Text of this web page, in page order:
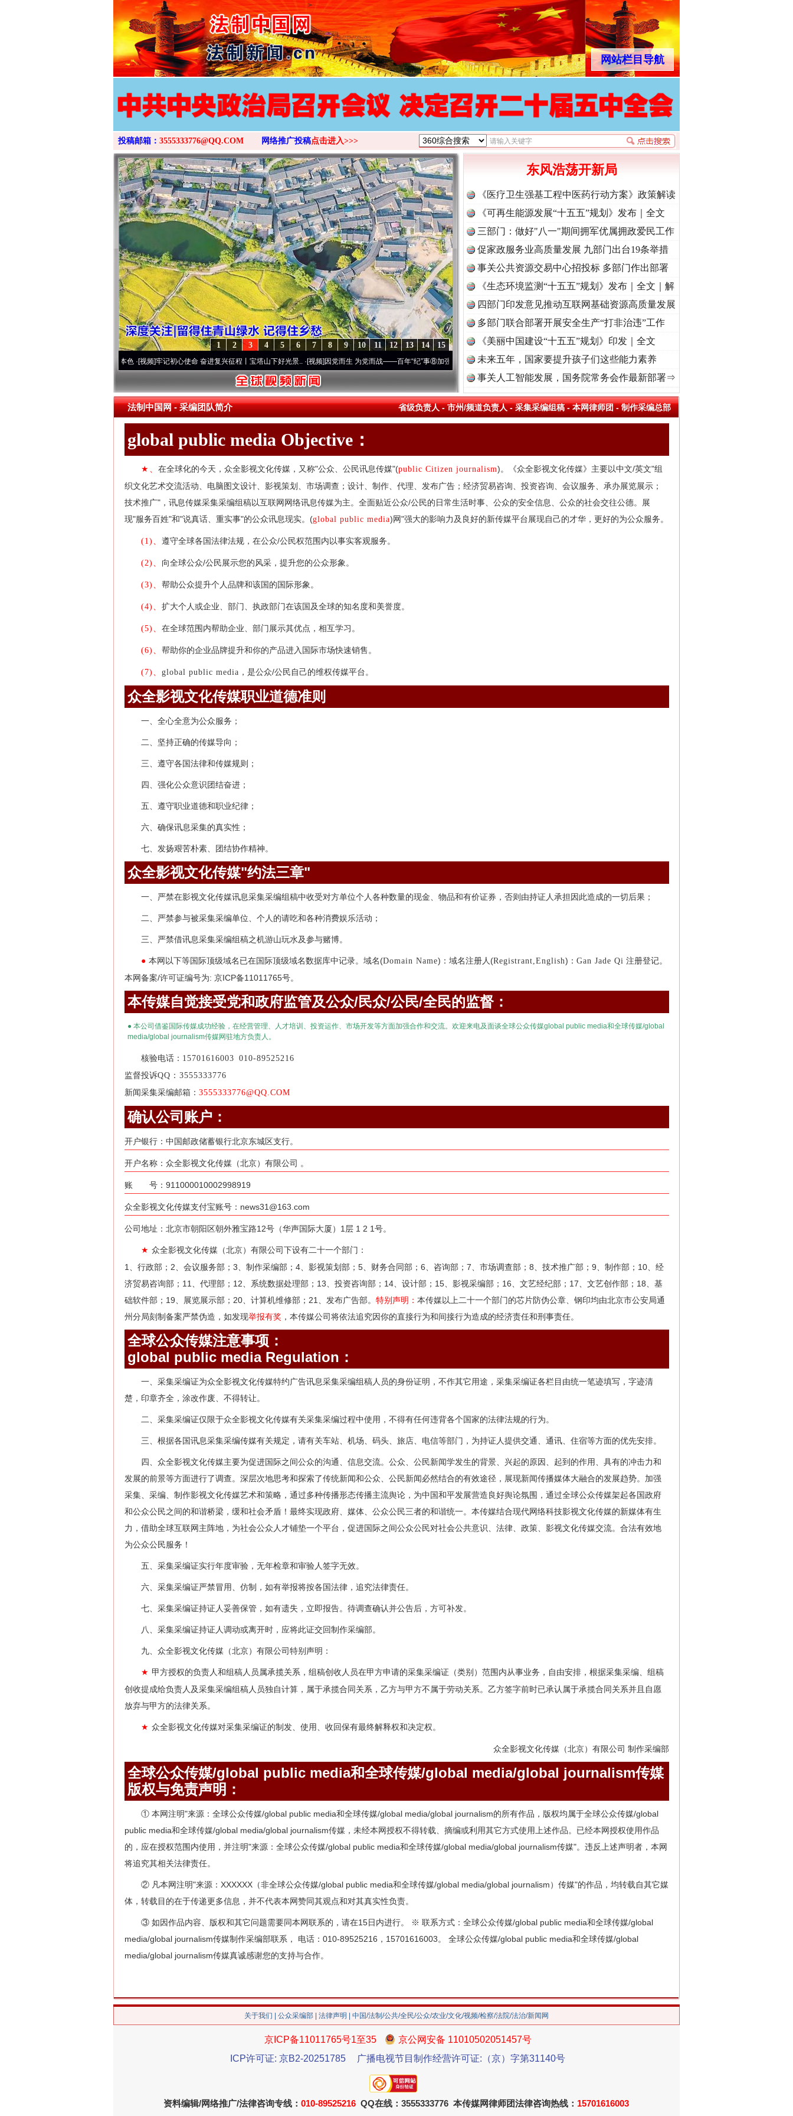
>
网站栏目导航
投稿邮箱： 3555333776@QQ.COM 网络推广投稿点击进入>>>
15
14
13
12
11
10
9
8
7
6
5
4
3
2
1
·[视频]牢记初心使命 奋进复兴征程丨宝塔山下好光景..·[视频]因党而生 为党而战——百年“纪”事⑧加强纪律..·[视频] 牢记初心使命 奋进复兴征程丨“转折之城”激荡..·[视频]牢记初心使命 奋进复兴征程丨红船起航处 潮起..
东风浩荡开新局
《医疗卫生强基工程中医药行动方案》政策解读
《可再生能源发展“十五五”规划》发布｜全文
三部门：做好"八一"期间拥军优属拥政爱民工作
促家政服务业高质量发展 九部门出台19条举措
事关公共资源交易中心招投标 多部门作出部署
《生态环境监测“十五五”规划》发布｜全文｜解
读
四部门印发意见推动互联网基础资源高质量发展
多部门联合部署开展安全生产“打非治违”工作
《美丽中国建设“十五五”规划》印发｜全文
未来五年，国家要提升孩子们这些能力素养
事关人工智能发展，国务院常务会作最新部署⇒
法制中国网-采编团队简介 省级负责人-市州/频道负责人-采集采编组稿-本网律师团-制作采编总部
global public media Objective：
★、 在全球化的今天，众全影视文化传媒，又称"公众、公民讯息传媒"(public Citizen journalism)。《众全影视文化传媒》主要以中文/英文"组
织文化艺术交流活动、电脑图文设计、影视策划、市场调查；设计、制作、代理、发布广告；经济贸易咨询、投资咨询、会议服务、承办展览展示；
技术推广"，讯息传媒采集采编组稿以互联网网络讯息传媒为主。全面贴近公众/公民的日常生活时事、公众的安全信息、公众的社会交往公德。展
现"服务百姓"和"说真话、重实事"的公众讯息现实。(global public media)网"强大的影响力及良好的新传媒平台展现自己的才华，更好的为公众服务。
(1)、 遵守全球各国法律法规，在公众/公民权范围内以事实客观服务。
(2)、 向全球公众/公民展示您的风采，提升您的公众形象。
(3)、 帮助公众提升个人品牌和该国的国际形象。
(4)、 扩大个人或企业、部门、执政部门在该国及全球的知名度和美誉度。
(5)、 在全球范围内帮助企业、部门展示其优点，相互学习。
(6)、 帮助你的企业品牌提升和你的产品进入国际市场快速销售。
(7)、 global public media ，是公众/公民自己的维权传媒平台。
众全影视文化传媒职业道德准则
一、全心全意为公众服务；
二、坚持正确的传媒导向；
三、遵守各国法律和传媒规则；
四、强化公众意识团结奋进；
五、遵守职业道德和职业纪律；
六、确保讯息采集的真实性；
七、发扬艰苦朴素、团结协作精神。
众全影视文化传媒"约法三章"
一、严禁在影视文化传媒讯息采集采编组稿中收受对方单位个人各种数量的现金、物品和有价证券，否则由持证人承担因此造成的一切后果；
二、严禁参与被采集采编单位、个人的请吃和各种消费娱乐活动；
三、严禁借讯息采集采编组稿之机游山玩水及参与赌博。
● 本网以下等国际顶级域名已在国际顶级域名数据库中记录。域名(Domain Name)：域名注册人(Registrant,English)： Gan Jade Qi 注册登记。
本网备案/许可证编号为: 京ICP备11011765号。
本传媒自觉接受党和政府监管及公众/民众/公民/全民的监督：
● 本公司借鉴国际传媒成功经验，在经营管理、人才培训、投资运作、市场开发等方面加强合作和交流。欢迎来电及面谈全球公众传媒global public media和全球传媒/global
media/global journalism传媒网驻地方负责人。
核验电话： 15701616003 010-89525216
监督投诉QQ：3555333776
新闻采集采编邮箱： 3555333776@QQ.COM
确认公司账户：
开户银行：中国邮政储蓄银行北京东城区支行。
开户名称：众全影视文化传媒（北京）有限公司 。
账 号：911000010002998919
众全影视文化传媒支付宝账号：news31@163.com
公司地址：北京市朝阳区朝外雅宝路12号（华声国际大厦）1层 1 2 1号。
★ 众全影视文化传媒（北京）有限公司下设有二十一个部门：
1、行政部；2、会议服务部；3、制作采编部；4、影视策划部；5、财务合同部；6、咨询部；7、市场调查部；8、技术推广部；9、制作部；10、经
济贸易咨询部；11、代理部；12、系统数据处理部；13、投资咨询部；14、设计部；15、影视采编部；16、文艺经纪部；17、文艺创作部；18、基
础软件部；19、展览展示部；20、计算机维修部；21、发布广告部。 特别声明： 本传媒以上二十一个部门的芯片防伪公章、钢印均由北京市公安局通
州分局刻制备案严禁伪造，如发现举报有奖 ，本传媒公司将依法追究因你的直接行为和间接行为造成的经济责任和刑事责任。
全球公众传媒注意事项：
global public mediaRegulation：
一、采集采编证为众全影视文化传媒特约广告讯息采集采编组稿人员的身份证明，不作其它用途，采集采编证各栏目由统一笔迹填写，字迹清
楚，印章齐全，涂改作废、不得转让。
二、采集采编证仅限于众全影视文化传媒有关采集采编过程中使用，不得有任何违背各个国家的法律法规的行为。
三、根据各国讯息采集采编传媒有关规定，请有关车站、机场、码头、旅店、电信等部门，为持证人提供交通、通讯、住宿等方面的优先安排。
四、众全影视文化传媒主要为促进国际之间公众的沟通、信息交流。公众、公民新闻学发生的背景、兴起的原因、起到的作用、具有的冲击力和
发展的前景等方面进行了调查。深层次地思考和探索了传统新闻和公众、公民新闻必然结合的有效途径，展现新闻传播媒体大融合的发展趋势。加强
采集、采编、制作影视文化传媒艺术和策略，通过多种传播形态传播主流舆论，为中国和平发展营造良好舆论氛围，通过全球公众传媒架起各国政府
和公众公民之间的和谐桥梁，缓和社会矛盾！最终实现政府、媒体、公众公民三者的和谐统一。本传媒结合现代网络科技影视文化传媒的新媒体有生
力，借助全球互联网主阵地，为社会公众人才铺垫一个平台，促进国际之间公众公民对社会公共意识、法律、政策、影视文化传媒交流。合法有效地
为公众公民服务！
五、采集采编证实行年度审验，无年检章和审验人签字无效。
六、采集采编证严禁冒用、仿制，如有举报将按各国法律，追究法律责任。
七、采集采编证持证人妥善保管，如有遗失，立即报告。待调查确认并公告后，方可补发。
八、采集采编证持证人调动或离开时，应将此证交回制作采编部。
九、众全影视文化传媒（北京）有限公司特别声明：
★ 甲方授权的负责人和组稿人员属承揽关系，组稿创收人员在甲方申请的采集采编证（类别）范围内从事业务，自由安排，根据采集采编、组稿
创收提成给负责人及采集采编组稿人员独自计算，属于承揽合同关系，乙方与甲方不属于劳动关系。乙方签字前时已承认属于承揽合同关系并且自愿
放弃与甲方的法律关系。
★ 众全影视文化传媒对采集采编证的制发、使用、收回保有最终解释权和决定权。
众全影视文化传媒（北京）有限公司 制作采编部
全球公众传媒/global public media和全球传媒/global media/global journalism传媒
版权与免责声明：
① 本网注明"来源：全球公众传媒/global public media和全球传媒/global media/global journalism的所有作品，版权均属于全球公众传媒/global
public media和全球传媒/global media/global journalism传媒，未经本网授权不得转载、摘编或利用其它方式使用上述作品。已经本网授权使用作品
的，应在授权范围内使用，并注明"来源：全球公众传媒/global public media和全球传媒/global media/global journalism传媒"。违反上述声明者，本网
将追究其相关法律责任。
② 凡本网注明"来源：XXXXXX（非全球公众传媒/global public media和全球传媒/global media/global journalism）传媒"的作品，均转载自其它媒
体，转载目的在于传递更多信息，并不代表本网赞同其观点和对其真实性负责。
③ 如因作品内容、版权和其它问题需要同本网联系的，请在15日内进行。 ※ 联系方式：全球公众传媒/global public media和全球传媒/global
media/global journalism传媒制作采编部联系， 电话：010-89525216，15701616003。 全球公众传媒/global public media和全球传媒/global
media/global journalism传媒真诚感谢您的支持与合作。
关于我们 公众采编部 法律声明 | 中国/法制/公共/全民/公众/农业/文化/视频/检察/法院/法治/新闻网
京ICP备11011765号1至35
京公网安备 11010502051457号
ICP许可证: 京B2-20251785
广播电视节目制作经营许可证:（京）字第31140号
资料编辑/网络推广/法律咨询专线： 010-89525216 QQ在线：3555333776 本传媒网律师团法律咨询热线： 15701616003